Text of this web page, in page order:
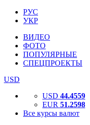
РУС
УКР
ВИДЕО
ФОТО
ПОПУЛЯРНЫЕ
СПЕЦПРОЕКТЫ
USD
USD 44.4559
EUR 51.2598
Все курсы валют